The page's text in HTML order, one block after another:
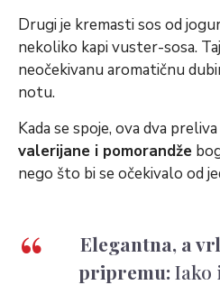
Drugi je kremasti sos od
nekoliko kapi vuster-sosa.
neočekivanu aromatičnu
notu.
Kada se spoje, ova dva
valerijane i pomorandže
nego što bi se očekivalo od
Elegantna, a
pripremu: Iako